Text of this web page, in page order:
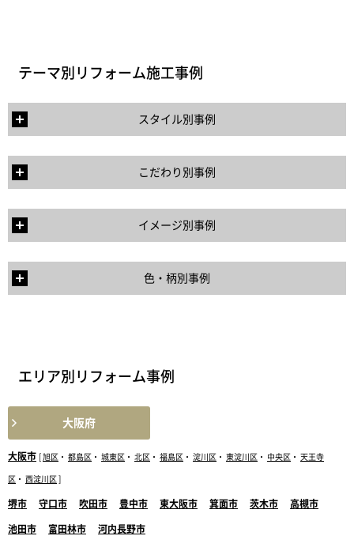
テーマ別リフォーム施工事例
スタイル別事例
こだわり別事例
イメージ別事例
色・柄別事例
エリア別リフォーム事例
大阪府
大阪市 旭区 ・ 都島区 ・ 城東区 ・ 北区 ・ 福島区 ・ 淀川区 ・ 東淀川区 ・ 中央区 ・ 天王寺
区 ・ 西淀川区
堺市 守口市 吹田市 豊中市 東大阪市 箕面市 茨木市 高槻市
池田市 富田林市 河内長野市